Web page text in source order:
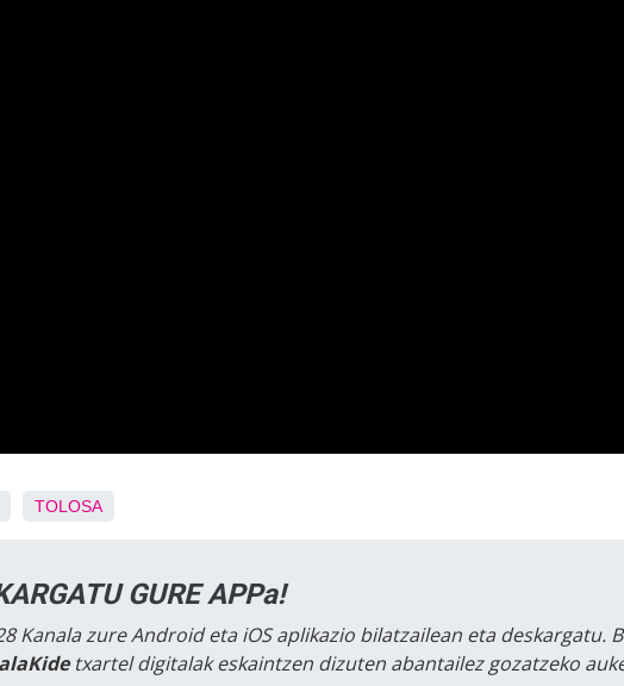
TOLOSA
GURE APPa!
Kanala zure Android eta iOS aplikazio bilatzailean eta deskargatu.
txartel digitalak eskaintzen dizuten abantailez gozatzeko